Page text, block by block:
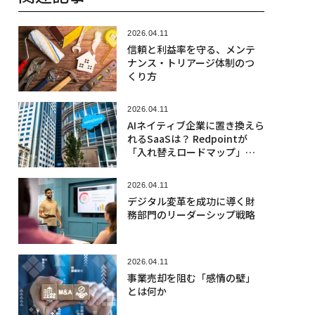
2026.04.11
信頼と利益率を守る、メンテ
ナンス・トリアージ体制のつ
くり方
2026.04.11
AIネイティブ企業に置き換えら
れるSaaSは？ Redpointが
「入れ替えロードマップ」を
2026.04.11
デジタル変革を成功に導く財
務部門のリーダーシップ戦略
2026.04.11
事業売却を阻む「感情の壁」
とは何か